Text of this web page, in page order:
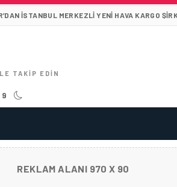
İSTANBUL MERKEZLI YENI HAVA KARGO
TAKIP EDIN
REKLAM ALANI 970 X 90